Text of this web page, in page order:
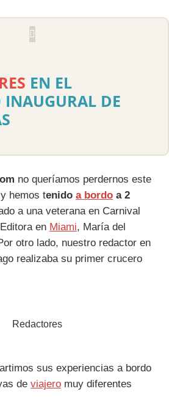
EN EL
INAUGURAL DE
no queríamos perdernos este
hemos tenido a bordo a 2
a una veterana en Carnival
en Miami, María del
otro lado, nuestro redactor en
realizaba su primer crucero
sus experiencias a bordo
de viajero muy diferentes